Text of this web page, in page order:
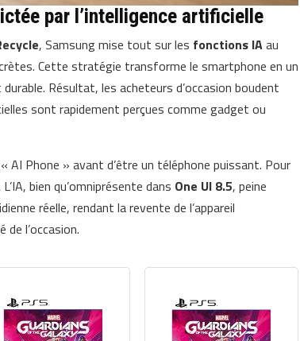
par l’intelligence artificielle
, Samsung mise tout sur les fonctions IAau
Cette stratégie transforme le smartphone en un
Résultat, les acheteurs d’occasion boudent
sont rapidement perçues comme gadget ou
AI Phone » avant d’être un téléphone puissant. Pour
bien qu’omniprésente dans One UI 8.5, peine
réelle, rendant la revente de l’appareil
l’occasion.